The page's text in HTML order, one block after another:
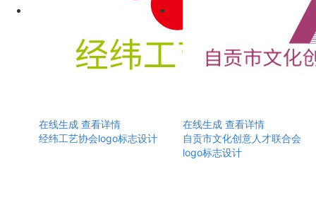
在线生成 查看详情
经纬工艺协会logo标志设计
在线生成 查看详情
自贡市文化创意人才联合会
logo标志设计